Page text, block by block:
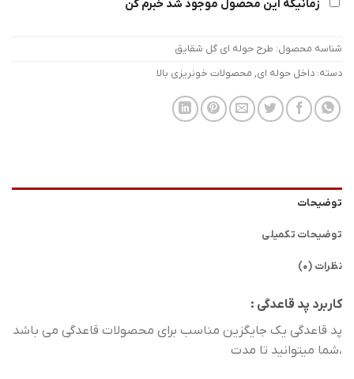
زمانیکه این محصول موجود شد خبرم کن
شناسه محصول: طرح حوله ای گل شقایق
دسته: داخل حوله ای, محصولات خونریزی بالا
توضیحات
توضیحات تکمیلی
نظرات (0)
کاربرد پد قاعدگی :
پد قاعدگی یک جایگزین مناسب برای محصولات قاعدگی می باشد
،شما میتوانید تا مدت